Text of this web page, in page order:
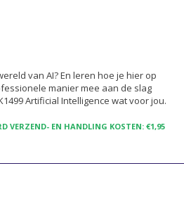
van AI? En leren hoe je hier op
manier mee aan de slag
Artificial Intelligence wat voor jou.
VERZEND- EN HANDLING KOSTEN: €1,95